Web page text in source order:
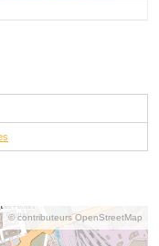
© contributeurs OpenStreetMap